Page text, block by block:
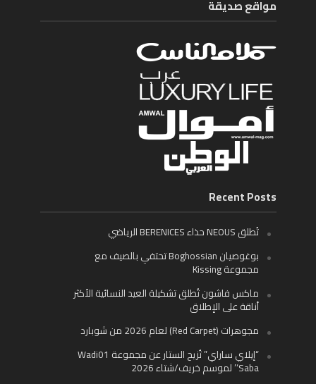
مواقع صديقة
Recent Posts
تُطلق NEOUS حذاء BERENICES الرياضي
بوغوصيان Boghossian تحتفي بالصيف مع
مجموعة Kissing
ماكس فاشون تُطلق تشكيلة العيد النسائية الأكثر
أناقة على الإطلاق
مجوهرات (Red Carpet) لعام 2026 من شوبارد
“إيلاي ساراي” تُزيح الستار عن مجموعة Wadi01
‘Saba’ لموسم خريف/شتاء 2026